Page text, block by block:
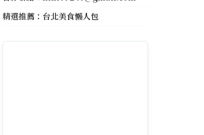
精選推薦： 台北美食懶人包